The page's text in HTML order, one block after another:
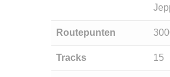
Routepunten
Tracks 15